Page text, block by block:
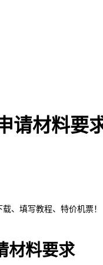
请材料要
、填写教程、特价机票！
材料要求